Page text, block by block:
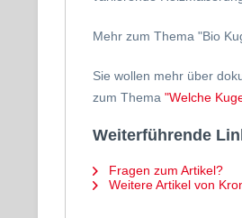
Mehr zum Thema "Bio
Sie wollen mehr über
zum Thema "Welche
Weiterführende
Fragen zum Artikel?
Weitere Artikel von